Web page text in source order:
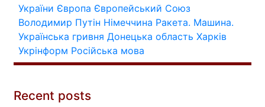
України Європа Європейський Союз
Володимир Путін Німеччина Ракета. Машина.
Українська гривня Донецька область Харків
Укрінформ Російська мова
Recent posts